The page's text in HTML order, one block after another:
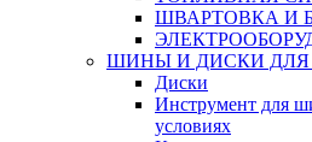
ШВАРТОВКА И
ШИНЫ И ДИСКИ ДЛЯ
Диски
Инструмент для
условиях